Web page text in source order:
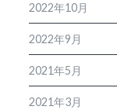
2022年10月
2022年9月
2021年5月
2021年3月